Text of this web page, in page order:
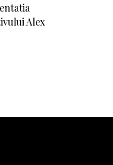
Alex